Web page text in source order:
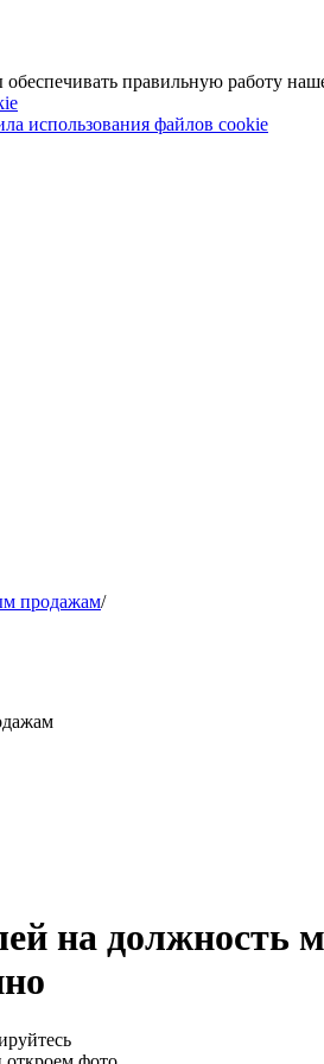
правильную работу
использования файлов cookie
продажам/
на должность